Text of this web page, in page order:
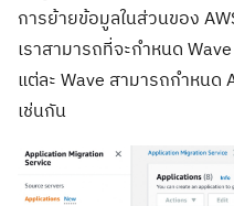
การย้ายข้อมูลในส่วนของ
เราสามารถที่จะกำหนด
แต่ละ Wave สามารถกำหนด
เช่นกัน